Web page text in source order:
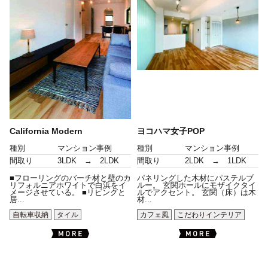
California Modern
種別
マンション事例
間取り
3LDK → 2LDK
■フローリングのバーチ材と壁のカ
リフォルニアホワイトで白浜をイ
メージさせている。 ■リビングと
居...
自転車収納
タイル
ヨコハマ女子POP
種別
マンション事例
間取り
2LDK → 1LDK
パネリングした木材にパステルブ
ルー。 玄関ホールにモザイクタイ
ルでアクセント。 玄関（床）は木
材...
カフェ風
こだわりインテリア